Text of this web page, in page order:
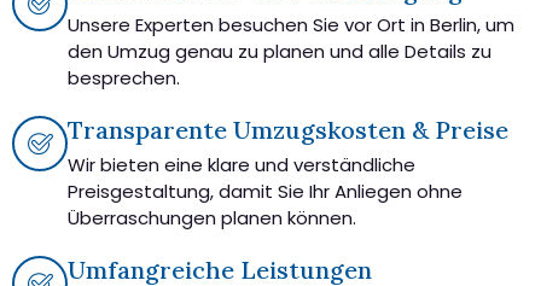
Unsere Experten besuchen Sie vor Ort in Berlin, um
den Umzug genau zu planen und alle Details zu
besprechen.
Transparente Umzugskosten & Preise
Wir bieten eine klare und verständliche
Preisgestaltung, damit Sie Ihr Anliegen ohne
Überraschungen planen können.
Umfangreiche Leistungen